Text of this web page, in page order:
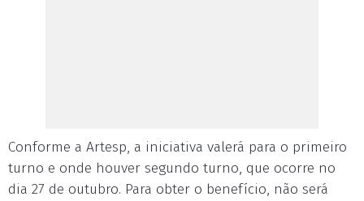
Conforme a Artesp, a iniciativa valerá para o primeiro
turno e onde houver segundo turno, que ocorre no
dia 27 de outubro. Para obter o benefício, não será